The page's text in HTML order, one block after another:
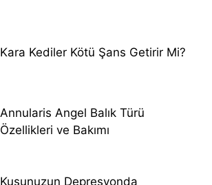
Kara Kediler Kötü Şans Getirir Mi?
Annularis Angel Balık Türü
Özellikleri ve Bakımı
Kuşunuzun Depresyonda